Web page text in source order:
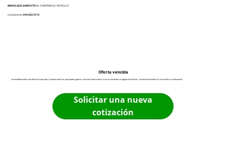
REMOLQUE GRATUITOAL COMPRAR SU VEHÍCULO
Contáctenos:916 932 3113
Oferta vencida
Lamentablemente, esta oferta ha expirado. La buena noticia es que puedes generar una nueva oferta ahora mismo volviendo a la página de Solicitar Cotización haciendo clic en el enlace a continuación:
Solicitar una nueva
cotización